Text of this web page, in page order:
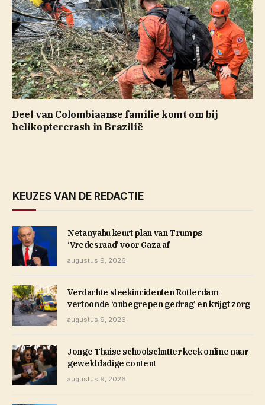
Deel van Colombiaanse familie komt om bij
helikoptercrash in Brazilië
KEUZES VAN DE REDACTIE
Netanyahu keurt plan van Trumps
‘Vredesraad’ voor Gaza af
augustus 9, 2026
Verdachte steekincidenten Rotterdam
vertoonde ‘onbegrepen gedrag’ en krijgt zorg
augustus 9, 2026
Jonge Thaise schoolschutter keek online naar
gewelddadige content
augustus 9, 2026